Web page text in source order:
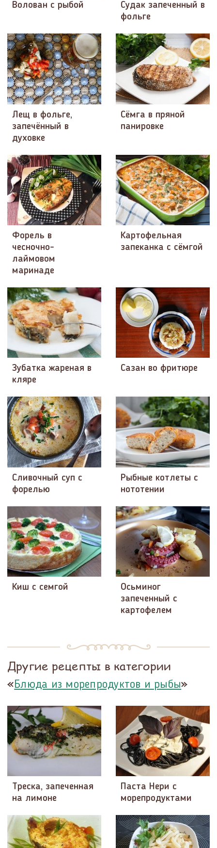
Волован с рыбой
Судак запеченный в
фольге
Лещ в фольге,
запечённый в
духовке
Сёмга в пряной
панировке
Форель в
чесночно-
лаймовом
маринаде
Картофельная
запеканка с сёмгой
Зубатка жареная в
кляре
Сазан во фритюре
Сливочный суп с
форелью
Рыбные котлеты с
нототении
Киш с семгой
Осьминог
запеченный с
картофелем
Другие рецепты в категории
«Блюда из морепродуктов и рыбы»
Треска, запеченная
на лимоне
Паста Нери с
морепродуктами